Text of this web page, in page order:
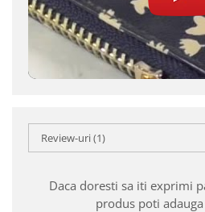
Review-uri(1)
Daca doresti sa iti exprimi
produs poti